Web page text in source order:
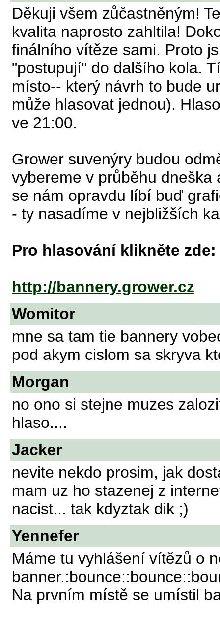
Děkuji všem zůčastněným!
kvalita naprosto zahltila!
finálního vítěze sami. Proto
"postupují" do dalšího kola.
místo-- který návrh to bude
může hlasovat jednou).
ve 21:00.
Grower suvenýry budou
vybereme v průběhu
se nám opravdu líbí buď
- ty nasadíme v nejbližších
Pro hlasování klikněte zde:
http://bannery.grower.cz
Womitor
mne sa tam tie bannery
pod akym cislom sa skryva
Morgan
no ono si stejne muzes
hlaso....
Jacker
nevite nekdo prosim, jak
mam uz ho stazenej z
nacist... tak kdyztak dik ;)
Yennefer
Máme tu vyhlášení vítězů o
Na prvním místě se umístil